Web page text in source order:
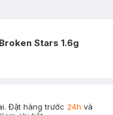
Stars 1.6g
Đặt hàng trước 24h và